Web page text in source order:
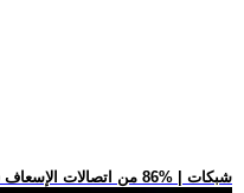
.. شبكات | %86 من اتصالات الإسعاف في مصر معاكسات وعبث.. ما الدا